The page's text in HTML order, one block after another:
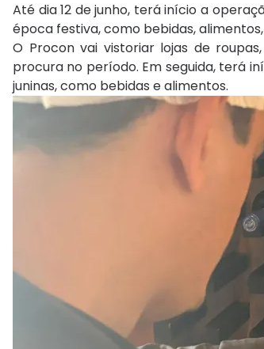
Até dia 12 de junho, terá início a
época festiva, como bebidas,
O Procon vai vistoriar lojas de
procura no período. Em seguida, terá
juninas, como bebidas e alimentos.